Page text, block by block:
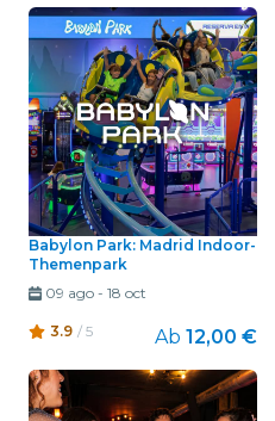
Babylon Park: Madrid Indoor-
Themenpark
09 ago- 18 oct
3.9 / 5 Ab 12,00 €